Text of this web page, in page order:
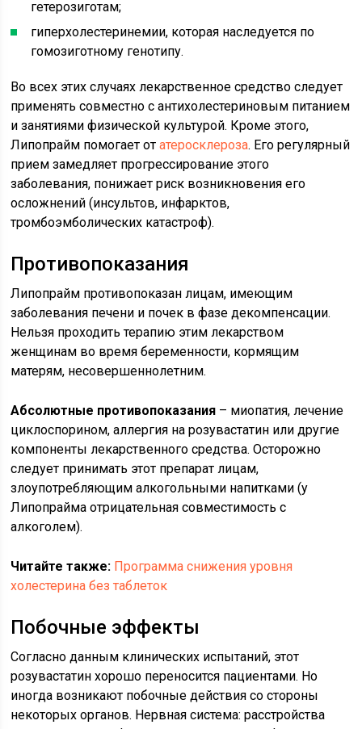
гетерозиготам;
гиперхолестеринемии, которая наследуется по
гомозиготному генотипу.
Во всех этих случаях лекарственное средство следует
применять совместно с антихолестериновым питанием
и занятиями физической культурой. Кроме этого,
Липопрайм помогает отатеросклероза. Его регулярный
прием замедляет прогрессирование этого
заболевания, понижает риск возникновения его
осложнений (инсультов, инфарктов,
тромбоэмболических катастроф).
Противопоказания
Липопрайм противопоказан лицам, имеющим
заболевания печени и почек в фазе декомпенсации.
Нельзя проходить терапию этим лекарством
женщинам во время беременности, кормящим
матерям, несовершеннолетним.
Абсолютные противопоказания – миопатия, лечение
циклоспорином, аллергия на розувастатин или другие
компоненты лекарственного средства. Осторожно
следует принимать этот препарат лицам,
злоупотребляющим алкогольными напитками (у
Липопрайма отрицательная совместимость с
алкоголем).
Читайте также: Программа снижения уровня
холестерина без таблеток
Побочные эффекты
Согласно данным клинических испытаний, этот
розувастатин хорошо переносится пациентами. Но
иногда возникают побочные действия со стороны
некоторых органов. Нервная система: расстройства